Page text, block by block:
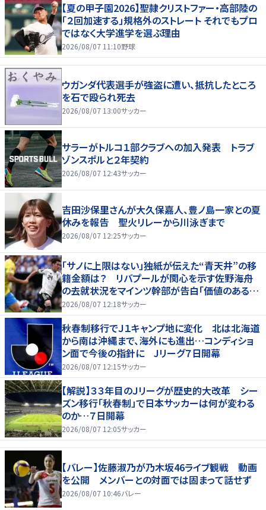
【夏の甲子園2026】聖隷クリストファー・高部陸の
「２回加速する」規格外のストレート それでもプロ
ではなく大学進学を選ぶ理由
2026/08/07 11:10野球
ウガンダ代表選手が強盗に遭い、抵抗したところ
を石で殴られ死去
2026/08/07 13:00サッカー
サラーがトルコ１部クラブへの加入発表 トラブ
ゾンスポルと２年契約
2026/08/07 12:43サッカー
吉田沙保里さんが大久保嘉人、豊ノ島一家との夏
休みを報告 聖火リレーから川泳ぎまで
2026/08/07 12:25サッカー
「サノに上限はない」独紙が伝えた“青天井”の移
籍金額は？ リバプールが関心を示す佐野海舟
の去就状況をマインツ幹部が告白「価値のあるも
のになる」
2026/08/07 12:18サッカー
秋春制移行でＪ１キャンプ地に変化 北は北海道
から南は沖縄まで、海外にも進出…コンディショ
ン面で今後の指針に Jリーグ７日開幕
2026/08/07 12:15サッカー
【解説】３３年目のＪリーグが歴史的大改革 シー
ズン移行「秋春制」で日本サッカーは何が変わる
のか…７日開幕
2026/08/07 12:05サッカー
【バレー】佐藤淑乃が乃木坂46ライブ観戦 動画
を公開 メンバーとの対面では固まって話せず
2026/08/07 10:46バレー